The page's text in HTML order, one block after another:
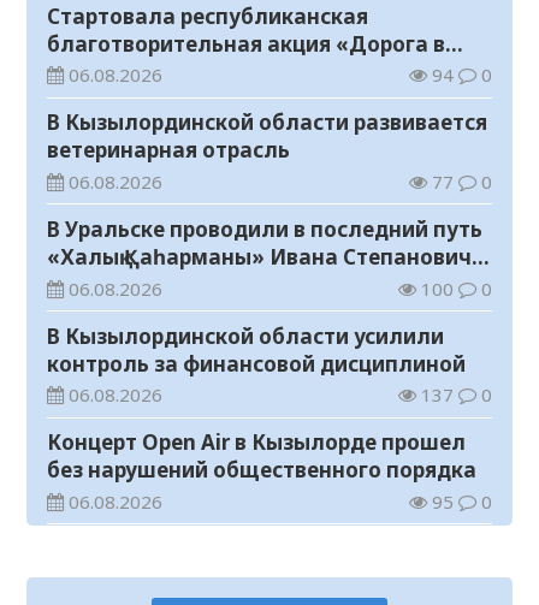
Стартовала республиканская
благотворительная акция «Дорога в
школу»
06.08.2026 94 0
В Кызылординской области развивается
ветеринарная отрасль
06.08.2026 77 0
В Уральске проводили в последний путь
«Халық Қаһарманы» Ивана Степановича
Гапича
06.08.2026 100 0
В Кызылординской области усилили
контроль за финансовой дисциплиной
06.08.2026 137 0
Концерт Open Air в Кызылорде прошел
без нарушений общественного порядка
06.08.2026 95 0
конкурс видеороликов о семейных